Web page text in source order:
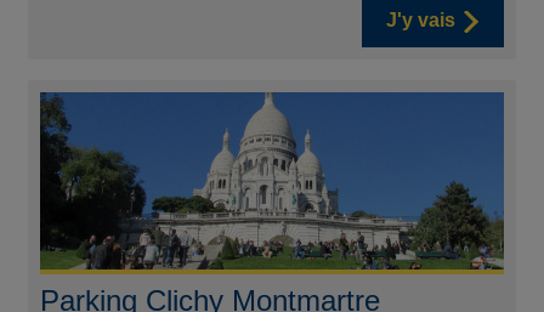
J'y vais
Parking Clichy Montmartre